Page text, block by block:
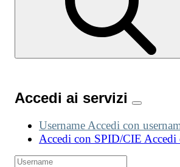
Accedi ai servizi
UsernameAccedi con
Accedi con SPID/CIE Accedi